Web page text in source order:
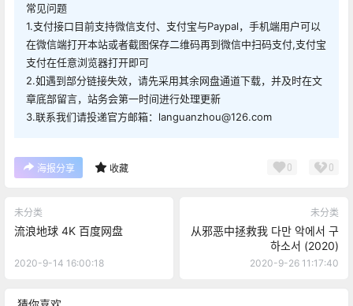
常见问题
1.支付接口目前支持微信支付、支付宝与Paypal，手机端用户可以
在微信端打开本站或者截图保存二维码再到微信中扫码支付,支付宝
支付在任意浏览器打开即可
2.如遇到部分链接失效，请先采用其余网盘通道下载，并及时在文
章底部留言，站务会第一时间进行处理更新
3.联系我们请投递官方邮箱：languanzhou@126.com
海报分享 收藏 0 0
未分类
流浪地球 4K 百度网盘
2020-9-14 16:00:18
未分类
从邪恶中拯救我 다만 악에서 구
하소서 (2020)
2020-9-26 11:17:40